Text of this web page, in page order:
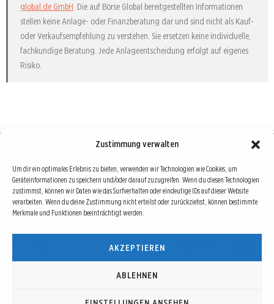
Zustimmung verwalten
Um dir ein optimales Erlebnis zu bieten, verwenden wir Technologien wie Cookies, um
Geräteinformationen zu speichern und/oder darauf zuzugreifen. Wenn du diesen Technologien
zustimmst, können wir Daten wie das Surfverhalten oder eindeutige IDs auf dieser Website
verarbeiten. Wenn du deine Zustimmung nicht erteilst oder zurückziehst, können bestimmte
Merkmale und Funktionen beeinträchtigt werden.
AKZEPTIEREN
ABLEHNEN
global.de GmbH . Die auf Börse Global bereitgestellten Informationen
stellen keine Anlage- oder Finanzberatung dar und sind nicht als Kauf-
oder Verkaufsempfehlung zu verstehen. Sie ersetzen keine individuelle,
fachkundige Beratung. Jede Anlageentscheidung erfolgt auf eigenes
Risiko.
Börse : lokal, international, global
Erfolgreiche Börsengeschäfte bedingen vor allem drei Dinge: Verlässliche Informationen,
richtige Interpretationen und unabhängige Informationsquellen. Diese drei Bausteine sind
auch die redaktionelle Leitlinie von Börse Global.
Hinter Börse Global steht ein Team von erfahrenen Finanzjournalisten, die zum Teil schon
seit Jahrzehnten Börse in all ihren Facetten leben und mit diesem Internetprojekt
interessierten Lesern und Investoren ein Angebot machen wollen, sich über spannende
Entwicklungen, Tendenzen, Chancen und Risiken von Börsen-Investments zu informieren.